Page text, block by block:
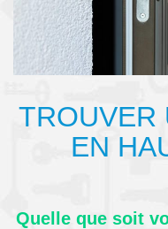
TROUVER
EN
Quelle que soit